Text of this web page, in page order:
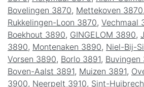
Bovelingen 3870, Mettekoven 3870
Rukkelingen-Loon 3870, Vechmaal
Boekhout 3890, GINGELOM 3890,
3890, Montenaken 3890, Niel-Bij-
Vorsen 3890, Borlo 3891, Buvingen
Boven-Aalst 3891, Muizen 3891,
3900, Neerpelt 3910, Sint-